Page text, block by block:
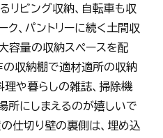
リビング収納、自転車も収
ク、パントリーに続く土間収
容量の収納スペースを配
の収納棚で適材適所の収納
理や暮らしの雑誌、掃除機
所にしまえるのが嬉しいで
の仕切り壁の裏側は、埋め込